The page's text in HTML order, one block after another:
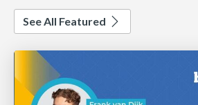
See All Featured